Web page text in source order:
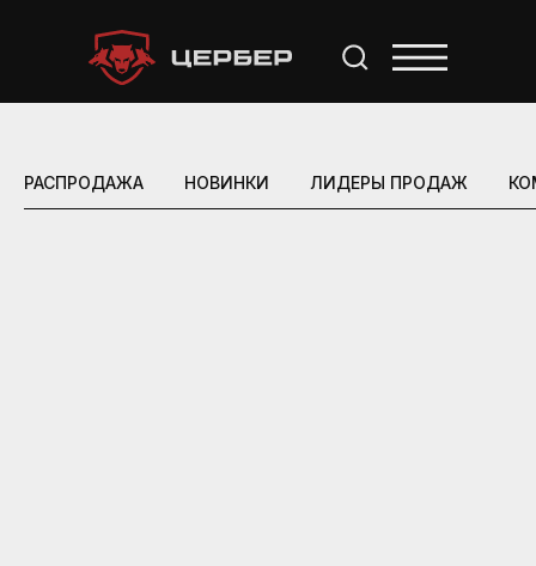
ЛИДЕРЫ ПРОДАЖ
НОВИНКИ
РАСПРОДАЖА